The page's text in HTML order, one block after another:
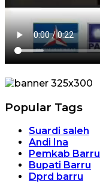
Popular Tags
Suardi saleh
Andi Ina
Pemkab Barru
Bupati Barru
Dprd barru